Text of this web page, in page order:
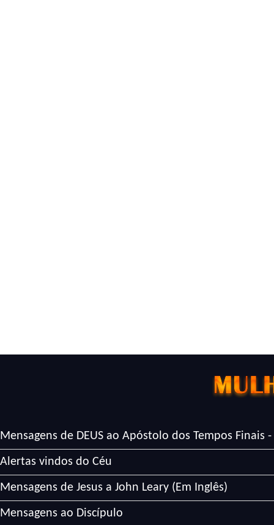
Mensagens de DEUS ao Apóstolo dos Tempos Finais -
Alertas vindos do Céu
Mensagens de Jesus a John Leary (Em Inglês)
Mensagens ao Discípulo